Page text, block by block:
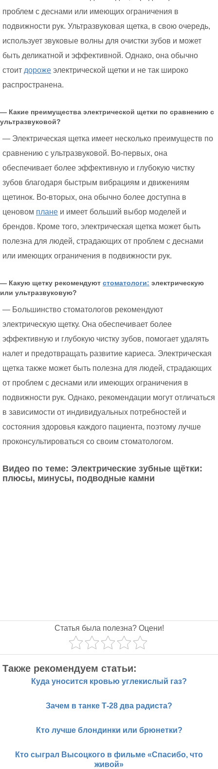
проблем с деснами или имеющих ограничения в
подвижности рук. Ультразвуковая щетка, в свою очередь,
использует звуковые волны для очистки зубов и может
быть деликатной и эффективной. Однако, она обычно
стоит дороже электрической щетки и не так широко
распространена.
— Какие преимущества электрической щетки по сравнению с
ультразвуковой?
— Электрическая щетка имеет несколько преимуществ по
сравнению с ультразвуковой. Во-первых, она
обеспечивает более эффективную и глубокую чистку
зубов благодаря быстрым вибрациям и движениям
щетинок. Во-вторых, она обычно более доступна в
ценовом плане и имеет больший выбор моделей и
брендов. Кроме того, электрическая щетка может быть
полезна для людей, страдающих от проблем с деснами
или имеющих ограничения в подвижности рук.
— Какую щетку рекомендуют стоматологи: электрическую
или ультразвуковую?
— Большинство стоматологов рекомендуют
электрическую щетку. Она обеспечивает более
эффективную и глубокую чистку зубов, помогает удалять
налет и предотвращать развитие кариеса. Электрическая
щетка также может быть полезна для людей, страдающих
от проблем с деснами или имеющих ограничения в
подвижности рук. Однако, рекомендации могут отличаться
в зависимости от индивидуальных потребностей и
состояния здоровья каждого пациента, поэтому лучше
проконсультироваться со своим стоматологом.
Видео по теме: Электрические зубные щётки:
плюсы, минусы, подводные камни
Статья была полезна? Оцени!
Также рекомендуем статьи:
Куда уносится кровью углекислый газ?
Зачем в танке Т-28 два радиста?
Кто лучше блондинки или брюнетки?
Кто сыграл Высоцкого в фильме «Спасибо, что
живой»